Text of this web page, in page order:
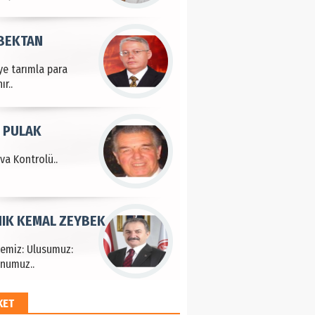
tarımla para
Kontrolü..
PULAK
Ulusumuz:
KEMAL ZEYBEK
HAYRİ PEKER